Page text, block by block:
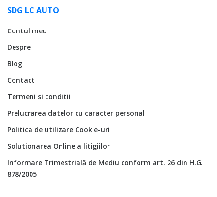
SDG LC AUTO
Contul meu
Despre
Blog
Contact
Termeni si conditii
Prelucrarea datelor cu caracter personal
Politica de utilizare Cookie-uri
Solutionarea Online a litigiilor
Informare Trimestrială de Mediu conform art. 26 din H.G.
878/2005